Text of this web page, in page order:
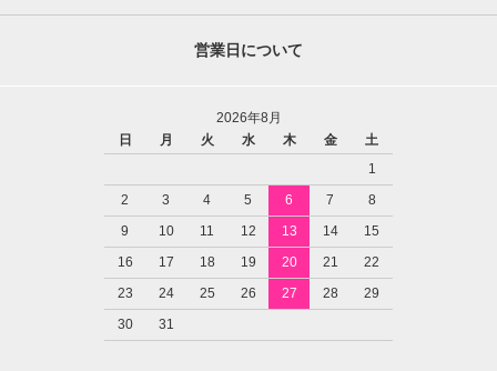
営業日について
2026年8月
日
月 火 水 木 金
土
1
2
3 4 5 6 7
8
9
10 11 12 13 14
15
16
17 18 19 20 21
22
23
24 25 26 27 28
29
30
31